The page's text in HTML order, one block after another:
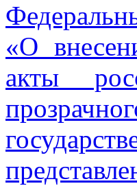
«О
акты